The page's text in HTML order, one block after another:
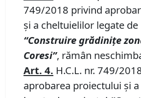
749/2018 privind
și a cheltuielilor legate
“Construire grădinițe
Coresi”, rămân
Art. 4. H.C.L. nr. 749/
aprobarea proiectului și